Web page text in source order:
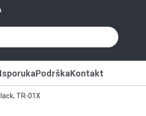
IsporukaPodrškaKontakt
TR-01X